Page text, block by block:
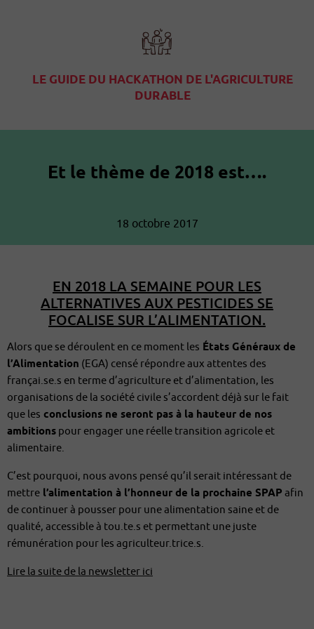
LE GUIDE DU HACKATHON DE L'AGRICULTURE
DURABLE
Et le thème de 2018 est….
18 octobre 2017
EN 2018 LA SEMAINE POUR LES
ALTERNATIVES AUX PESTICIDES SE
FOCALISE SUR L’ALIMENTATION.
Alors que se déroulent en ce moment les États Généraux de
l’Alimentation (EGA) censé répondre aux attentes des
françai.se.s en terme d’agriculture et d’alimentation, les
organisations de la société civile s’accordent déjà sur le fait
que les conclusions ne seront pas à la hauteur de nos
ambitions pour engager une réelle transition agricole et
alimentaire.
C’est pourquoi, nous avons pensé qu’il serait intéressant de
mettre l’alimentation à l’honneur de la prochaine SPAP afin
de continuer à pousser pour une alimentation saine et de
qualité, accessible à tou.te.s et permettant une juste
rémunération pour les agriculteur.trice.s.
Lire la suite de la newsletter ici